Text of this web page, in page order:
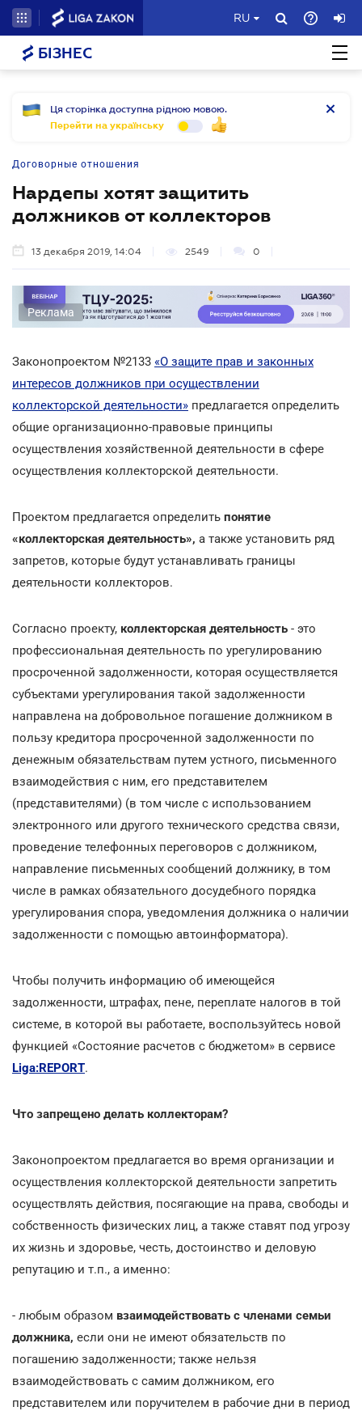
RU
БІЗНЕС
Ця сторінка доступна рідною мовою.
Перейти на українську
Договорные отношения
Нардепы хотят защитить
должников от коллекторов
13 декабря 2019, 14:04 2549 0
Реклама
Законопроектом №2133 «О защите прав и законных
интересов должников при осуществлении
коллекторской деятельности» предлагается определить
общие организационно-правовые принципы
осуществления хозяйственной деятельности в сфере
осуществления коллекторской деятельности.
Проектом предлагается определить понятие
«коллекторская деятельность», а также установить ряд
запретов, которые будут устанавливать границы
деятельности коллекторов.
Согласно проекту, коллекторская деятельность - это
профессиональная деятельность по урегулированию
просроченной задолженности, которая осуществляется
субъектами урегулирования такой задолженности
направлена на добровольное погашение должником в
пользу кредитора просроченной задолженности по
денежным обязательствам путем устного, письменного
взаимодействия с ним, его представителем
(представителями) (в том числе с использованием
электронного или другого технического средства связи,
проведение телефонных переговоров с должником,
направление письменных сообщений должнику, в том
числе в рамках обязательного досудебного порядка
урегулирования спора, уведомления должника о наличии
задолженности с помощью автоинформатора).
Чтобы получить информацию об имеющейся
задолженности, штрафах, пене, переплате налогов в той
системе, в которой вы работаете, воспользуйтесь новой
функцией «Состояние расчетов с бюджетом» в сервисе
Liga:REPORT.
Что запрещено делать коллекторам?
Законопроектом предлагается во время организации и
осуществления коллекторской деятельности запретить
осуществлять действия, посягающие на права, свободы и
собственность физических лиц, а также ставят под угрозу
их жизнь и здоровье, честь, достоинство и деловую
репутацию и т.п., а именно:
- любым образом взаимодействовать с членами семьи
должника, если они не имеют обязательств по
погашению задолженности; также нельзя
взаимодействовать с самим должником, его
представителем или поручителем в рабочие дни в период